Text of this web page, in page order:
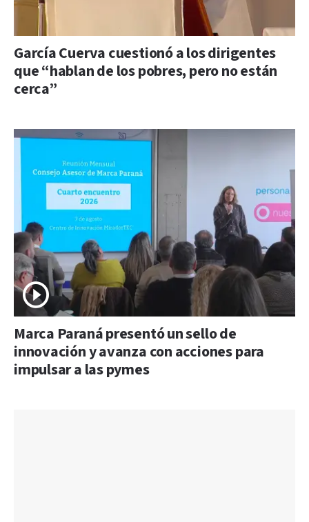
García Cuerva cuestionó a los dirigentes
que “hablan de los pobres, pero no están
cerca”
Marca Paraná presentó un sello de
innovación y avanza con acciones para
impulsar a las pymes